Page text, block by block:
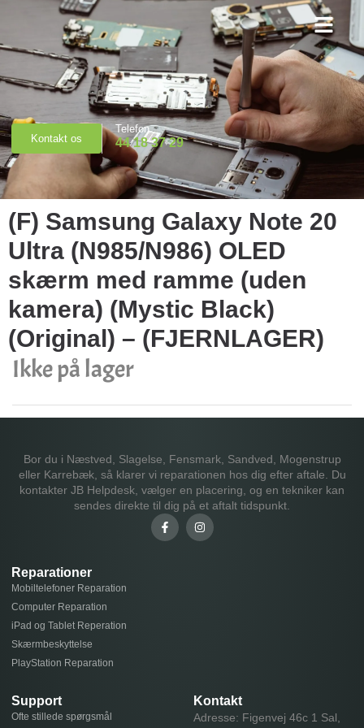
Kontakt os
Telefon
44 18 37 29
(F) Samsung Galaxy Note 20
Ultra (N985/N986) OLED
skærm med ramme (uden
kamera) (Mystic Black)
(Original) – (FJERNLAGER)
Ikke på lager
Bor du i Næstved, Slagelse, Fensmark, Sandved, Mogenstrup
eller Karrebæk, så klarer vi reparationen hos dig efter aftale. Du
kontakter JB Helpdesk, vælger en placering, og en tekniker kan
sendes direkte til dig på et aftalt tidspunkt.
Reparationer
Mobiltelefoner Reparation
Computer Reparation
iPad og Tablet Reperation
Skærmbeskyttelse
PlayStation Reparation
Support
Ofte stillede spørgsmål
Kontakt
Adresse: Figenvej 46c 1 Sal,